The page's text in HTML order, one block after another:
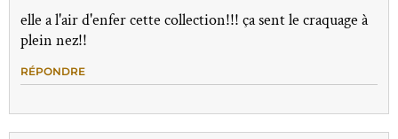
elle a l'air d'enfer cette collection!!! ça sent le craquage à
plein nez!!
RÉPONDRE